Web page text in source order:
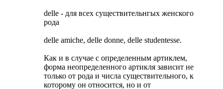
delle - для всех существительнгых женского
рода
delle amiche, delle donne, delle studentesse.
Как и в случае с определенным артиклем,
форма неопределенного артикля зависит не
только от рода и числа существительного, к
которому он относится, но и от